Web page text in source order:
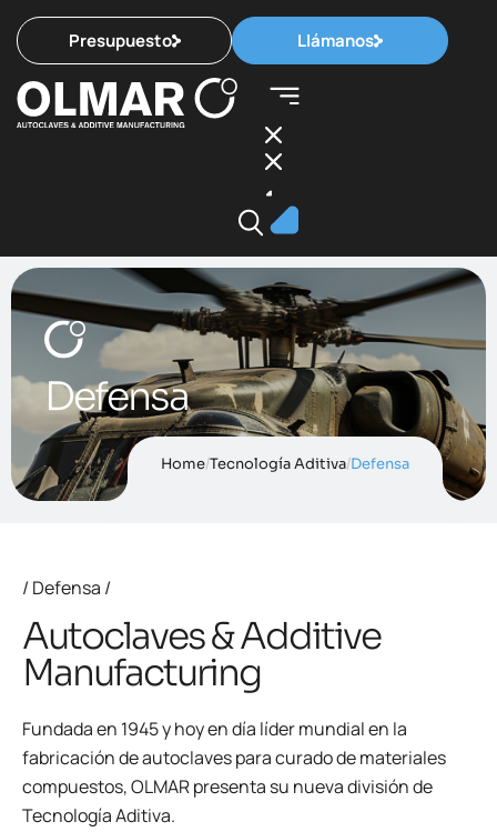
Presupuesto Llámanos
Defensa
Home/Tecnología Aditiva/Defensa
/ Defensa /
Autoclaves & Additive
Manufacturing
Fundada en 1945 y hoy en día líder mundial en la
fabricación de autoclaves para curado de materiales
compuestos, OLMAR presenta su nueva división de
Tecnología Aditiva.